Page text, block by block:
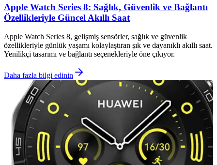
Apple Watch Series 8: Sağlık, Güvenlik ve Bağlantı
Özellikleriyle Güncel Akıllı Saat
Apple Watch Series 8, gelişmiş sensörler, sağlık ve güvenlik
özellikleriyle günlük yaşamı kolaylaştıran şık ve dayanıklı akıllı saat.
Yenilikçi tasarımı ve bağlantı seçenekleriyle öne çıkıyor.
Daha fazla bilgi edinin